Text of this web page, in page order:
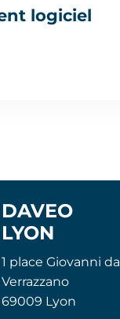
logiciel
DAVEO
LYON
1 place Giovanni da
Verrazzano
69009 Lyon